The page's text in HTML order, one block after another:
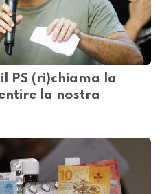
PS (ri)chiama la
la nostra